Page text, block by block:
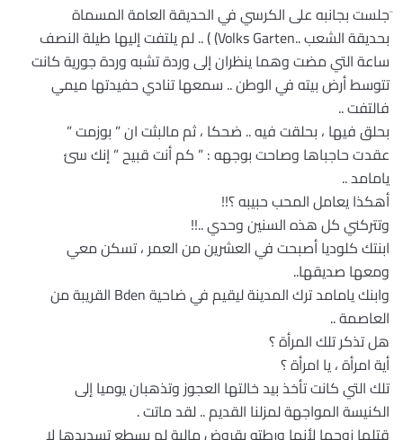
َجلست بجانبه على الكرسي في الحديقة العامة المسماة
بحديقة الشعب ..Volks Garten) ) .. لم يلتفت إليها طيلة النصف
ساعة التي مضت وهما ينظران إلى وردة تشبه وردة جورية كانت
تتوسط أرض بيته في الوطن .. سمعها تنادي حفيدتها ميمي
فالتفت ..
بحلق فيها ، بحلقت فيه .. ضحكا ، ثم مالبثت ان ” بوزمت ”
عقدت حاجباها وصاحت بوجهه : ” كم أنت قبيح ” إنك سئ
يامامد ..
أهكذا يعامل المحب حبيبه ؟!!
وتتركني كل هذه السنين وحدي ..!!
ابنتك كلوديا أصبحت في العشرين من العمر ، تسكن معي
ومعها صديقها..
وابنك يامامد ترك المدينة ليقيم في ضاحية Bden القريبة من
العاصمة ..
هل تذكر تلك المرأة ؟
أية امرأة ، يا امرأة ؟
تلك التي كانت تأخذ بيد خالتها العجوز وتذهبان يوميا إلى
الكنيسة المواجهة لمزلنا القديم .. لقد ماتت .